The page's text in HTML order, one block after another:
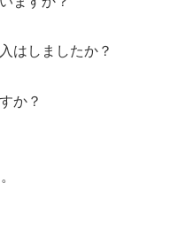
はしましたか？
か？